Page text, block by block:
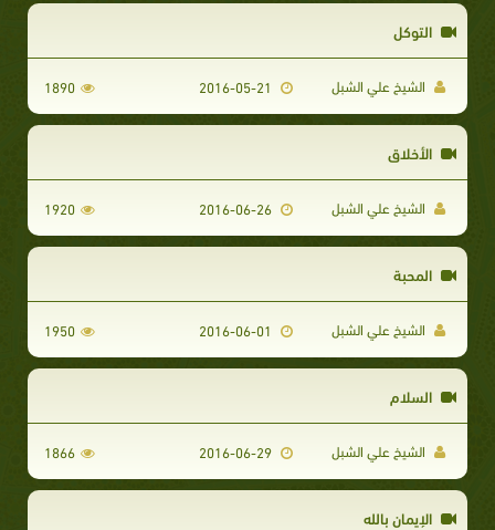
التوكل
الشيخ علي الشبل 1890
الأخلاق
الشيخ علي الشبل 1920
المحبة
الشيخ علي الشبل 1950
السلام
الشيخ علي الشبل 1866
الإيمان بالله